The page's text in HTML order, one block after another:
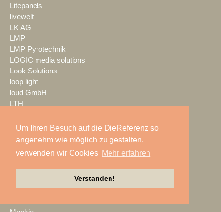
Um Ihren Besuch auf die DieReferenz so
angenehm wie möglich zu gestalten,
verwenden wir Cookies Mehr erfahren
Verstanden!
Litepanels
livewelt
LK AG
LMP
LMP Pyrotechnik
LOGIC media solutions
Look Solutions
loop light
loud GmbH
LTH
Ludwig Kameraverleih
Lupax
LYNX Media Systems
m.i.b
mac. brand spaces